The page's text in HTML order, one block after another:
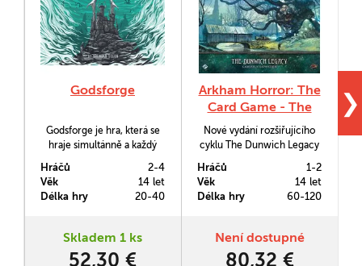
Godsforge
Godsforge je hra, která se
hraje simultánně a každý
protivníka po levé ruce,
zatímco se bude bránit
protivníkovi zprava.
Hráčů
2-4
Věk
14 let
Délka hry
20-40
Skladem 1 ks
52,30 €
Arkham Horror: The
Card Game - The
Dunwich Legacy:
Campaign
Nové vydání rozšiřujícího
cyklu The Dunwich Legacy
Hráčů
1-2
Věk
14 let
Délka hry
60-120
Není dostupné
80,32 €
❯